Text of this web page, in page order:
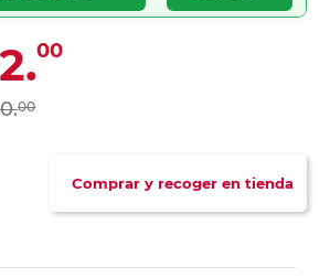
00
00
Comprar y recoger en tienda